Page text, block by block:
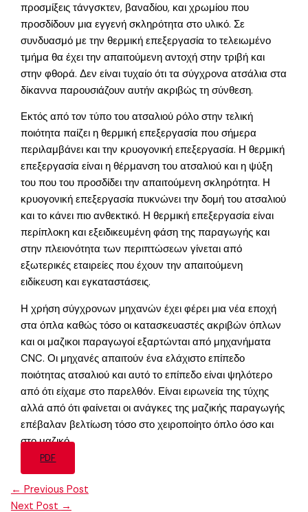
προσμίξεις τάνγσκτεν, βαναδίου, και χρωμίου που
προσδίδουν μια εγγενή σκληρότητα στο υλικό. Σε
συνδυασμό με την θερμική επεξεργασία το τελειωμένο
τμήμα θα έχει την απαιτούμενη αντοχή στην τριβή και
στην φθορά. Δεν είναι τυχαίο ότι τα σύγχρονα ατσάλια στα
δίκαννα παρουσιάζουν αυτήν ακριβώς τη σύνθεση.
Εκτός από τον τύπο του ατσαλιού ρόλο στην τελική
ποιότητα παίζει η θερμική επεξεργασία που σήμερα
περιλαμβάνει και την κρυογονική επεξεργασία. Η θερμική
επεξεργασία είναι η θέρμανση του ατσαλιού και η ψύξη
του που του προσδίδει την απαιτούμενη σκληρότητα. Η
κρυογονική επεξεργασία πυκνώνει την δομή του ατσαλιού
και το κάνει πιο ανθεκτικό. Η θερμική επεξεργασία είναι
περίπλοκη και εξειδικευμένη φάση της παραγωγής και
στην πλειονότητα των περιπτώσεων γίνεται από
εξωτερικές εταιρείες που έχουν την απαιτούμενη
ειδίκευση και εγκαταστάσεις.
Η χρήση σύγχρονων μηχανών έχει φέρει μια νέα εποχή
στα όπλα καθώς τόσο οι κατασκευαστές ακριβών όπλων
και οι μαζικοι παραγωγοί εξαρτώνται από μηχανήματα
CNC. Οι μηχανές απαιτούν ένα ελάχιστο επίπεδο
ποιότητας ατσαλιού και αυτό το επίπεδο είναι ψηλότερο
από ότι είχαμε στο παρελθόν. Είναι ειρωνεία της τύχης
αλλά από ότι φαίνεται οι ανάγκες της μαζικής παραγωγής
επέβαλαν βελτίωση τόσο στο χειροποίητο όπλο όσο και
στο μαζικό.
PDF
← Previous Post
Next Post →